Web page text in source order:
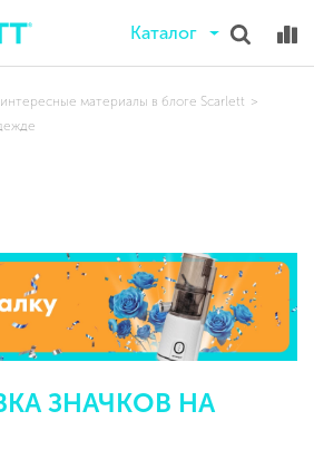
Каталог
материалы в блоге Scarlett
ЗНАЧКОВ НА